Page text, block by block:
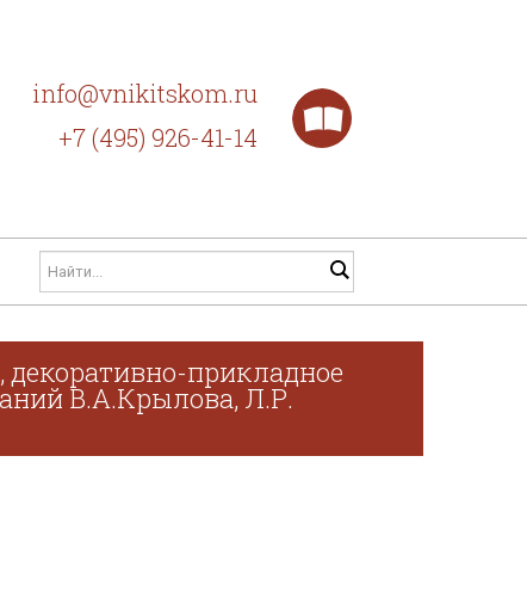
info@vnikitskom.ru
+7 (495) 926-41-14
прикладное
В.А.Крылова, Л.Р.